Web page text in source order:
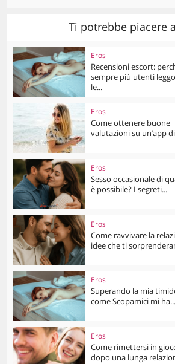
Ti potrebbe piacere
Eros
Recensioni escort:
sempre più utenti
le...
Eros
Come ottenere buone
valutazioni su un’app
Eros
Sesso occasionale di
è possibile? I segreti...
Eros
Come ravvivare la
idee che ti
Eros
Superando la mia
come Scopamici mi ha...
Eros
Come rimettersi in
dopo una lunga